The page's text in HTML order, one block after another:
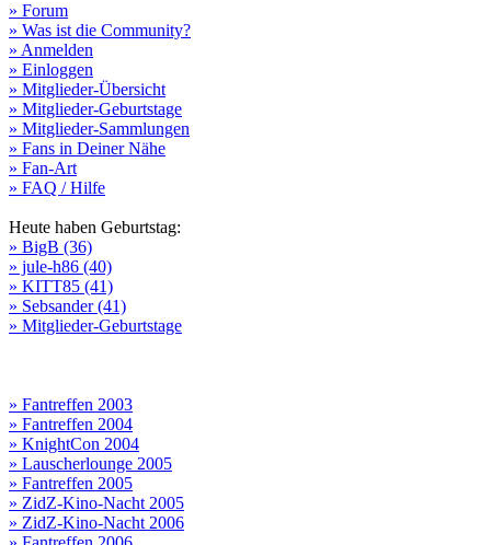
» Forum
» Was ist die Community?
» Anmelden
» Einloggen
» Mitglieder-Übersicht
» Mitglieder-Geburtstage
» Mitglieder-Sammlungen
» Fans in Deiner Nähe
» Fan-Art
» FAQ / Hilfe
Heute haben Geburtstag:
» BigB (36)
» jule-h86 (40)
» KITT85 (41)
» Sebsander (41)
» Mitglieder-Geburtstage
» Fantreffen 2003
» Fantreffen 2004
» KnightCon 2004
» Lauscherlounge 2005
» Fantreffen 2005
» ZidZ-Kino-Nacht 2005
» ZidZ-Kino-Nacht 2006